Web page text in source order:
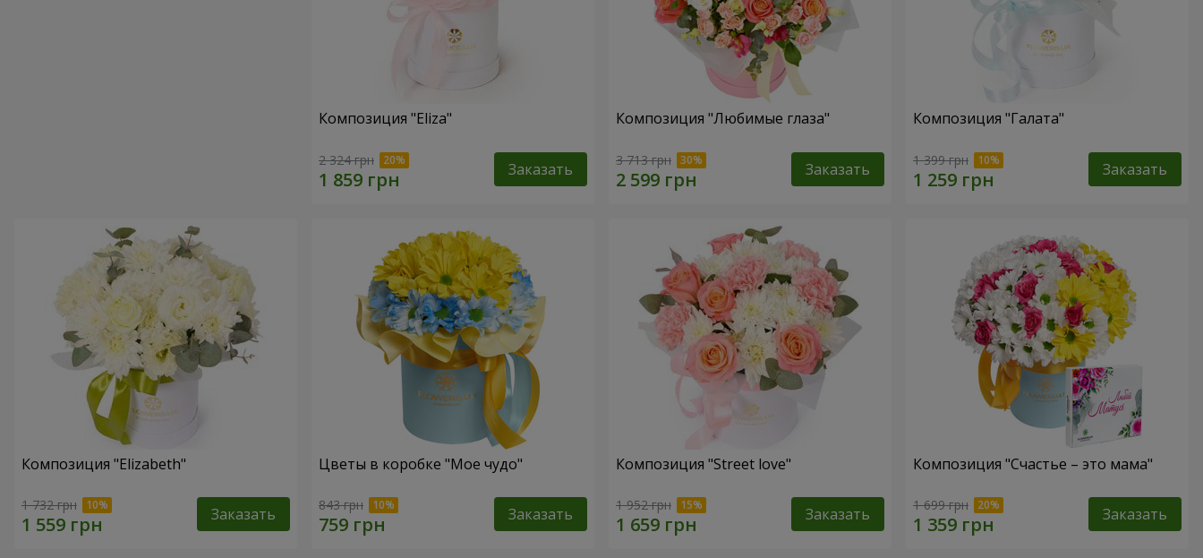
Композиция "Eliza"
2 324 грн Заказать
Композиция "Любимые глаза"
3 713 грн Заказать
Композиция "Галата"
1 399 грн Заказать
Композиция "Elizabeth"
1 732 грн Заказать
Цветы в коробке "Мое чудо"
843 грн Заказать
Композиция "Street love"
1 952 грн Заказать
Композиция "Счастье – это мама"
1 699 грн Заказать